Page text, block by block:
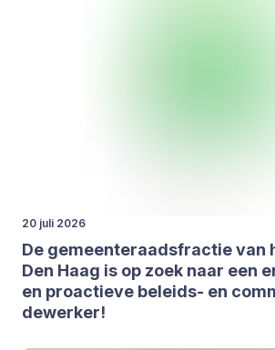
20 juli 2026
De gemeen­te­raads­frac­tie van
Den Haag is op zoek naar een
en pro­ac­tie­ve beleids- en
de­wer­ker!